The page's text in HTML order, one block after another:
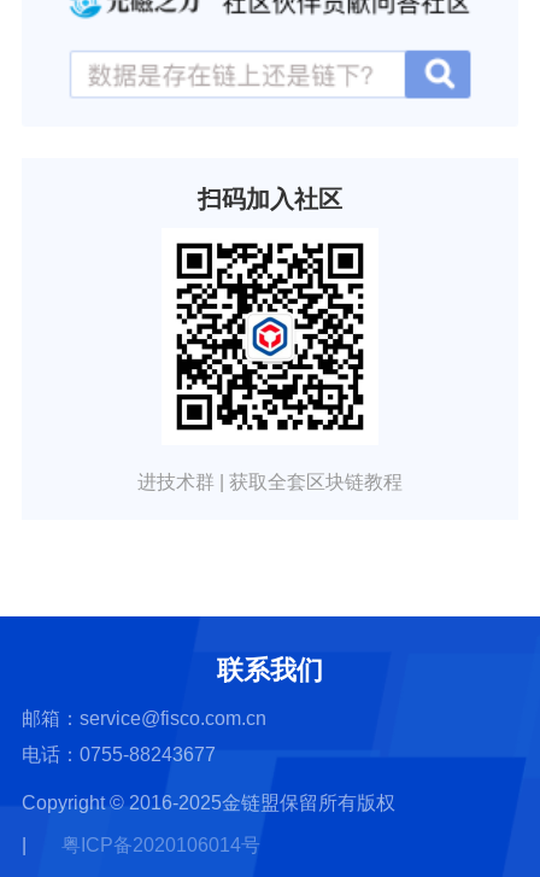
扫码加入社区
进技术群 | 获取全套区块链教程
联系我们
邮箱：service@fisco.com.cn
电话：0755-88243677
Copyright © 2016-2025金链盟保留所有版权
粤ICP备2020106014号